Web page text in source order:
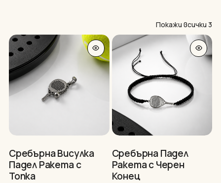
Покажи всички 3
by
Сребърна Висулка
Падел Ракета с
Топка
This
product
variants.
The
options
chosen
Сребърна Падел
Ракета с Черен
Конец